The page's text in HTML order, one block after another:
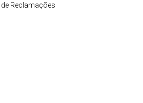
de Reclamações